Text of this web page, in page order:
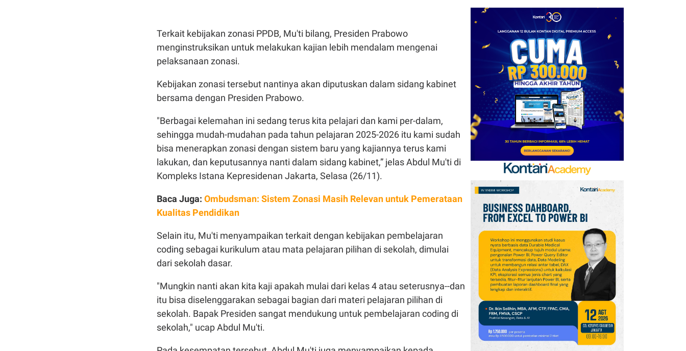
Terkait kebijakan zonasi PPDB, Mu'ti bilang, Presiden Prabowo
menginstruksikan untuk melakukan kajian lebih mendalam mengenai
pelaksanaan zonasi.
Kebijakan zonasi tersebut nantinya akan diputuskan dalam sidang kabinet
bersama dengan Presiden Prabowo.
"Berbagai kelemahan ini sedang terus kita pelajari dan kami per-dalam,
sehingga mudah-mudahan pada tahun pelajaran 2025-2026 itu kami sudah
bisa menerapkan zonasi dengan sistem baru yang kajiannya terus kami
lakukan, dan keputusannya nanti dalam sidang kabinet,” jelas Abdul Mu'ti di
Kompleks Istana Kepresidenan Jakarta, Selasa (26/11).
Baca Juga: Ombudsman: Sistem Zonasi Masih Relevan untuk Pemerataan
Kualitas Pendidikan
Selain itu, Mu'ti menyampaikan terkait dengan kebijakan pembelajaran
coding sebagai kurikulum atau mata pelajaran pilihan di sekolah, dimulai
dari sekolah dasar.
"Mungkin nanti akan kita kaji apakah mulai dari kelas 4 atau seterusnya--dan
itu bisa diselenggarakan sebagai bagian dari materi pelajaran pilihan di
sekolah. Bapak Presiden sangat mendukung untuk pembelajaran coding di
sekolah," ucap Abdul Mu'ti.